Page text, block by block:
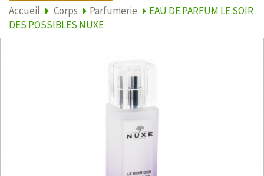
Accueil Corps Parfumerie
EAU DE PARFUM LE SOIR
DES POSSIBLES NUXE